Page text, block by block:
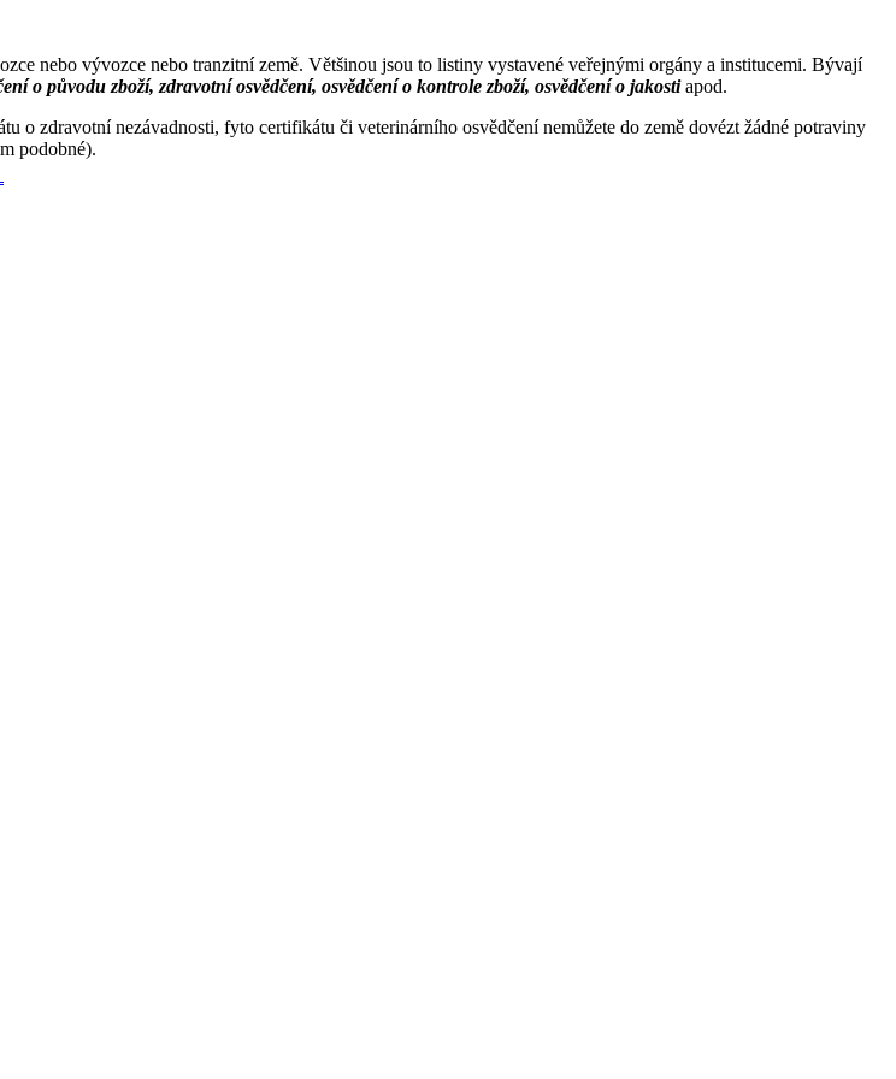
nebo vývozce nebo tranzitní země. Většinou jsou to listiny vystavené veřejnými orgány a institucemi. Bývají
o původu zboží, zdravotní osvědčení, osvědčení o kontrole zboží, osvědčení o jakosti apod.
o zdravotní nezávadnosti, fyto certifikátu či veterinárního osvědčení nemůžete do země dovézt žádné potraviny
podobné).